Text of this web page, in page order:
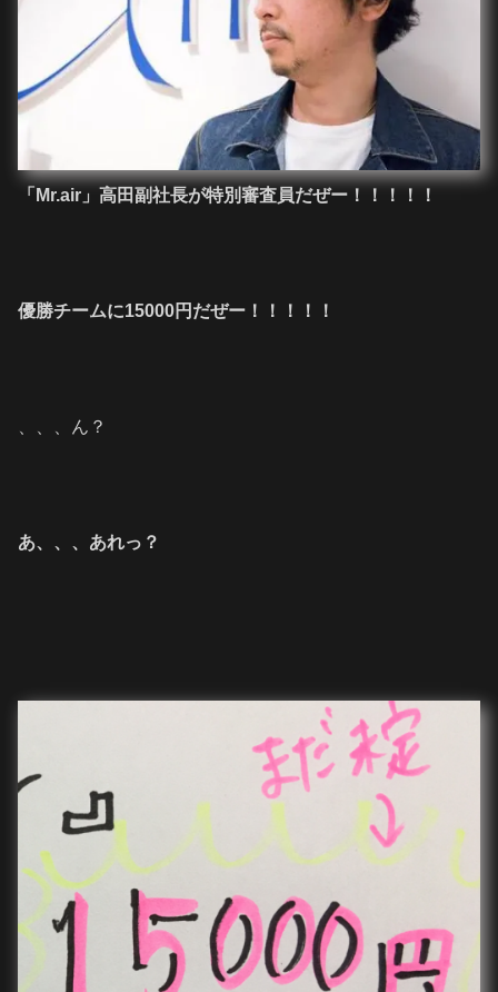
「Mr.air」高田副社長が特別審査員だぜー！！！！！
優勝チームに15000円だぜー！！！！！
、、、ん？
あ、、、あれっ？